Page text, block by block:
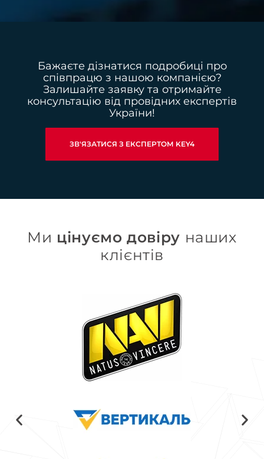
Бажаєте дізнатися подробиці про
співпрацю з нашою компанією?
Залишайте заявку та отримайте
консультацію від провідних експертів
України!
ЗВ'ЯЗАТИСЯ З ЕКСПЕРТОМ KEY4
Ми цінуємо довіру наших
клієнтів